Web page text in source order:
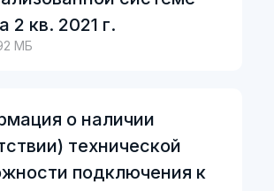
2 кв. 2021 г.
МБ
о наличии
технической
подключения к